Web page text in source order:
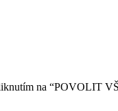
na “POVOLIT